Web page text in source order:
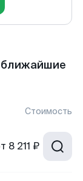
ближайшие
Стоимость
8 211 ₽